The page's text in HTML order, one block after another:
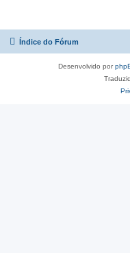
Índice do Fórum
Desenvolvido por